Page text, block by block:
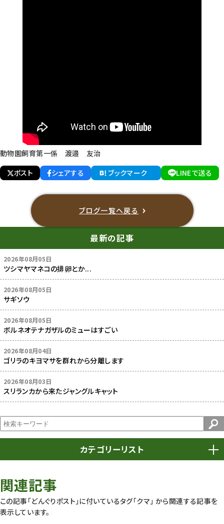
動物園飼育第一係 渡邉 友治
ポスト
シェアする ブックマーク LINEで送る
ブログ一覧へ戻る
最新の記事
2026年08月05日
ツシマヤマネコの排卵とか...
2026年08月05日
サギソウ
2026年08月05日
ボルネオテナガザルのミューはすごい
2026年08月04日
ゴリラのキヨマサを群れから分離します
2026年08月03日
スリランカから来たジャングルキャット
カテゴリーリスト
動物園
動物園長のZooコラム
関連記事
この記事「どんぐりポスト」に付いているタグ「クマ」 から関連する記事を
表示しています。